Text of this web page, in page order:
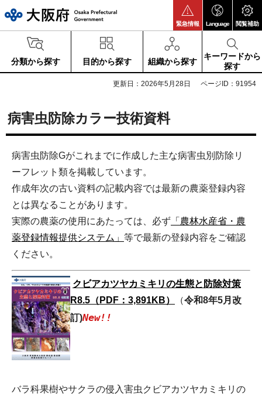
緊急情報 Language 閲覧補助
分類から探す 目的から探す 組織から探す
キーワードから
探す
更新日：2026年5月28日 ページID：91954
病害虫防除カラー技術資料
病害虫防除Gがこれまでに作成した主な病害虫別防除リ
ーフレット類を掲載しています。
作成年次の古い資料の記載内容では最新の農薬登録内容
とは異なることがあります。
実際の農薬の使用にあたっては、必ず 「農林水産省・農
薬登録情報提供システム」 等で最新の登録内容をご確認
ください。
クビアカツヤカミキリの生態と防除対策
R8.5（PDF：3,891KB）
（令和8年5月改
訂)New!!
バラ科果樹やサクラの侵入害虫クビアカツヤカミキリの